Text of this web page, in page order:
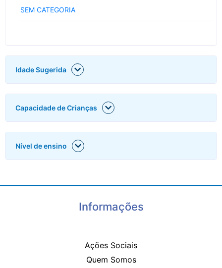
SEM CATEGORIA
Idade Sugerida
Capacidade de Crianças
Nível de ensino
Informações
Ações Sociais
Quem Somos